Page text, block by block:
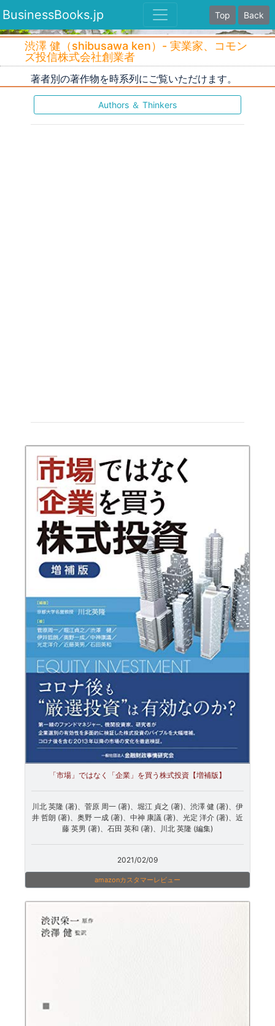
BusinessBooks.jp Top Back
渋澤 健（shibusawa ken）- 実業家、コモン
ズ投信株式会社創業者
著者別の著作物を時系列にご覧いただけます。
Authors ＆ Thinkers
「市場」ではなく「企業」を買う株式投資【増補版】
川北 英隆 (著)、菅原 周一 (著)、堀江 貞之 (著)、渋澤 健 (著)、伊
井 哲朗 (著)、奥野 一成 (著)、中神 康議 (著)、光定 洋介 (著)、近
藤 英男 (著)、石田 英和 (著)、川北 英隆 (編集)
2021/02/09
amazonカスタマーレビュー